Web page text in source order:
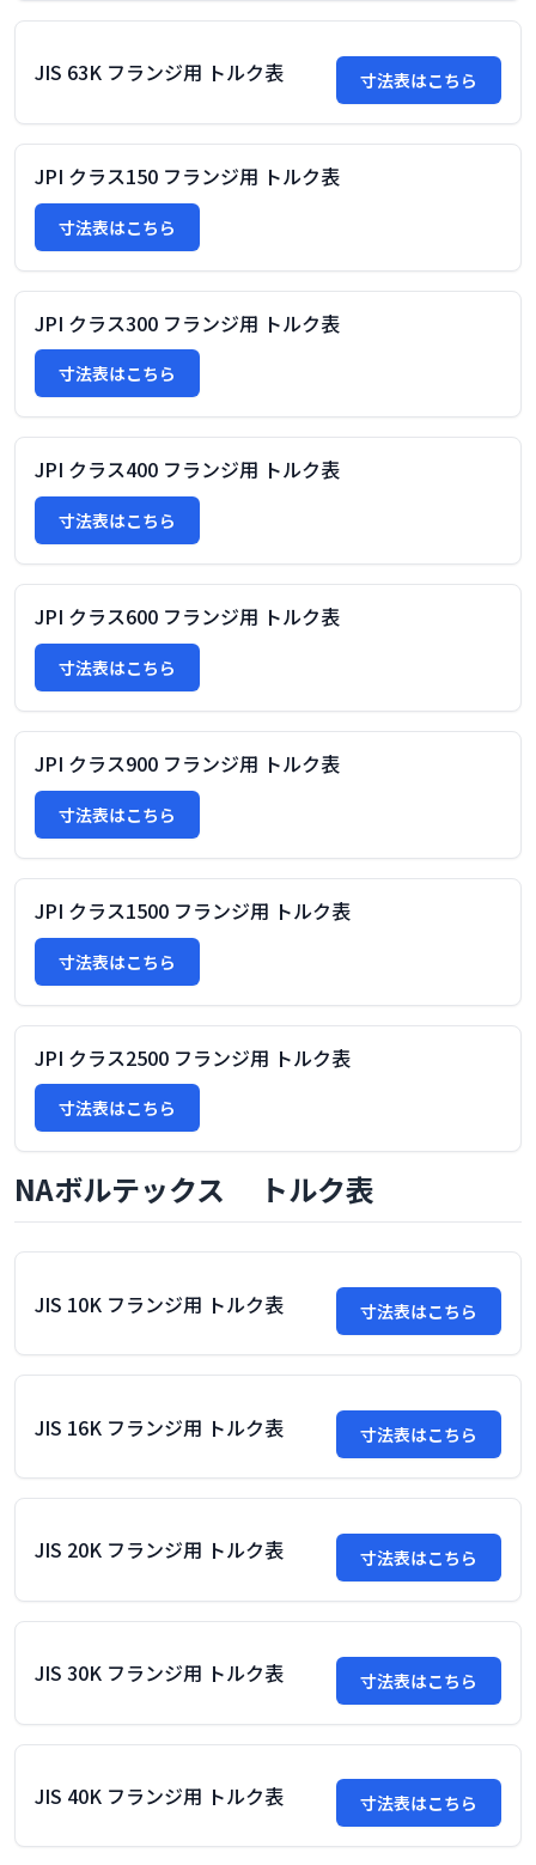
JIS 63K フランジ用 トルク表 寸法表はこちら
JPI クラス150 フランジ用 トルク表
寸法表はこちら
JPI クラス300 フランジ用 トルク表
寸法表はこちら
JPI クラス400 フランジ用 トルク表
寸法表はこちら
JPI クラス600 フランジ用 トルク表
寸法表はこちら
JPI クラス900 フランジ用 トルク表
寸法表はこちら
JPI クラス1500 フランジ用 トルク表
寸法表はこちら
JPI クラス2500 フランジ用 トルク表
寸法表はこちら
NAボルテックス トルク表
JIS 10K フランジ用 トルク表 寸法表はこちら
JIS 16K フランジ用 トルク表 寸法表はこちら
JIS 20K フランジ用 トルク表 寸法表はこちら
JIS 30K フランジ用 トルク表 寸法表はこちら
JIS 40K フランジ用 トルク表 寸法表はこちら